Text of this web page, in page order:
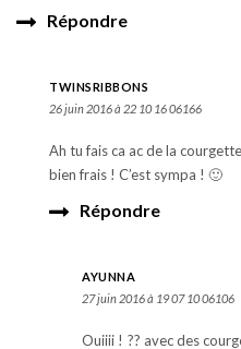
Répondre
TWINSRIBBONS
26 juin 2016 à 22 10 16 06166
Ah tu fais ca ac de la
bien frais ! C’est sympa ! 🙂
Répondre
AYUNNA
27 juin 2016 à 19 07 10 06106
Ouiiii ! ?? avec des